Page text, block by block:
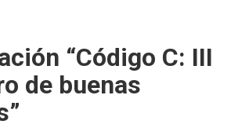
“Código C: III
de buenas